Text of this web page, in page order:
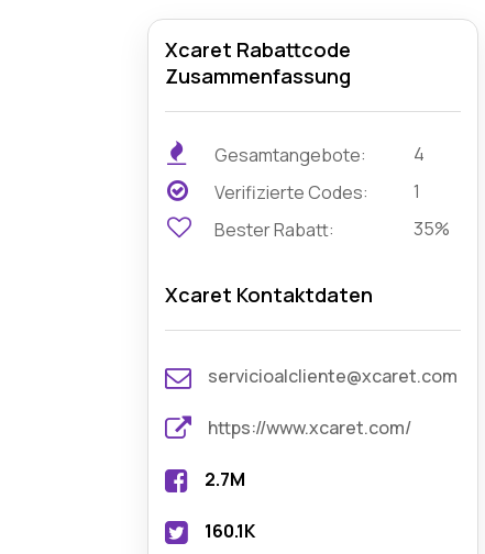
Xcaret Rabattcode
Zusammenfassung
Gesamtangebote:
4
Verifizierte Codes:
1
Bester Rabatt:
35%
Xcaret Kontaktdaten
servicioalcliente@xcaret.com
https://www.xcaret.com/
2.7M
160.1K